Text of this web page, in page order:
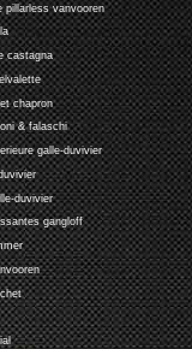
pillarless vanvooren
castagna
chapron
& falaschi
galle-duvivier
duvivier
gangloff